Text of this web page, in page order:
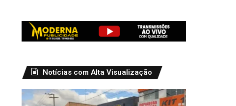
Notícias com Alta Visualização